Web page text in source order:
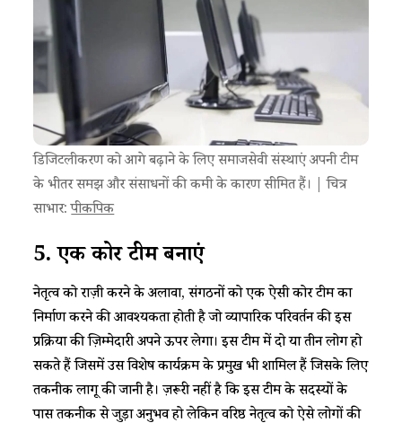
डिजिटलीकरण को आगे बढ़ाने के लिए समाजसेवी संस्थाएं अपनी टीम
के भीतर समझ और संसाधनों की कमी के कारण सीमित हैं। | चित्र
साभार:पीकपिक
5.एक कोर टीम बनाएं
नेतृत्व को राज़ी करने के अलावा, संगठनों को एक ऐसी कोर टीम का
निर्माण करने की आवश्यकता होती है जो व्यापारिक परिवर्तन की इस
प्रक्रिया की ज़िम्मेदारी अपने ऊपर लेगा। इस टीम में दो या तीन लोग हो
सकते हैं जिसमें उस विशेष कार्यक्रम के प्रमुख भी शामिल हैं जिसके लिए
तकनीक लागू की जानी है। ज़रूरी नहीं है कि इस टीम के सदस्यों के
पास तकनीक से जुड़ा अनुभव हो लेकिन वरिष्ठ नेतृत्व को ऐसे लोगों की